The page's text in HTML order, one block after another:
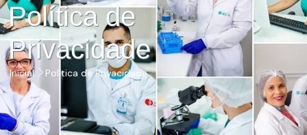
Política de
Privacidade
Inicial Política de Privacidade